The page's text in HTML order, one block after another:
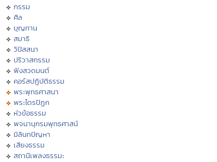
กรรม
ศีล
บุญทาน
สมาธิ
วิปัสสนา
ปริวาสกรรม
ฟังสวดมนต์
คอร์สปฏิบัติธรรม
พระพุทธศาสนา
พระไตรปิฏก
หัวข้อธรรม
พจนานุกรมพุทธศาสน์
มิลินทปัญหา
เสียงธรรม
สถานีเพลงธรรมะ